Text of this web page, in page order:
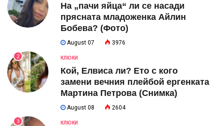
На „пачи яйца“ ли се насади
прясната младоженка Айлин
Бобева? (Фото)
August 07 3976
2 КЛЮКИ
Кой, Елвиса ли? Ето с кого
замени вечния плейбой ергенката
Мартина Петрова (Снимка)
August 08 2604
3 КЛЮКИ